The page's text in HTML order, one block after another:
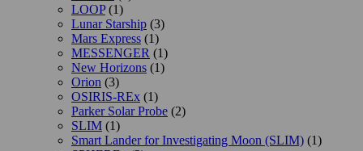
LOOP(1)
Lunar Starship (3)
Mars Express (1)
MESSENGER (1)
New Horizons (1)
Orion (3)
OSIRIS-REx (1)
Parker Solar Probe (2)
SLIM (1)
Smart Lander for Investigating Moon (SLIM) (1)